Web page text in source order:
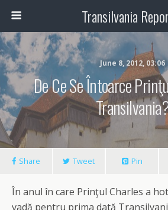
Transilvania
June 8, 2012, 03:06
De Ce Se Întoarce
Share Tweet Pin
În anul în care Prinţul Charles a
vadă pentru prima dată